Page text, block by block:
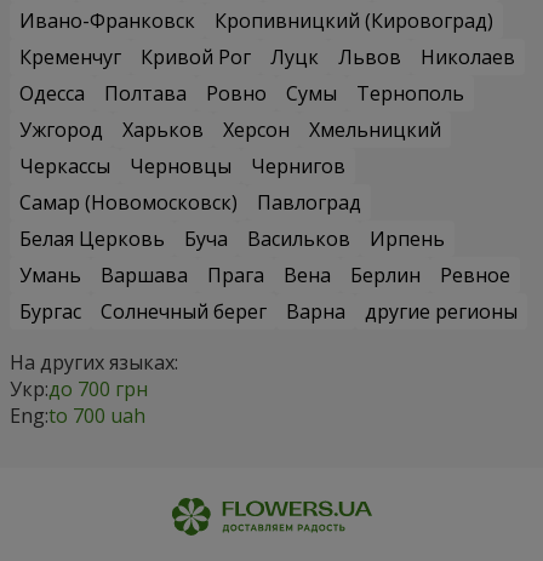
Ивано-Франковск
Кропивницкий (Кировоград)
Кременчуг
Кривой Рог Луцк Львов
Николаев
Одесса
Полтава Ровно Сумы
Тернополь
Ужгород
Харьков Херсон
Хмельницкий
Черкассы
Черновцы
Чернигов
Самар (Новомосковск)
Павлоград
Белая Церковь
Буча Васильков
Ирпень
Умань
Варшава Прага Вена Берлин
Ревное
Бургас
Солнечный берег Варна
другие регионы
На других языках:
Укр:до 700 грн
Eng:to 700 uah